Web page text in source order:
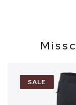
SALE